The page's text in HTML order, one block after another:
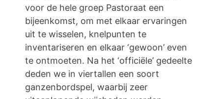
voor de hele groep Pastoraat een
bijeenkomst, om met elkaar ervaringen
uit te wisselen, knelpunten te
inventariseren en elkaar ‘gewoon’ even
te ontmoeten. Na het ‘officiële’ gedeelte
deden we in viertallen een soort
ganzenbordspel, waarbij zeer